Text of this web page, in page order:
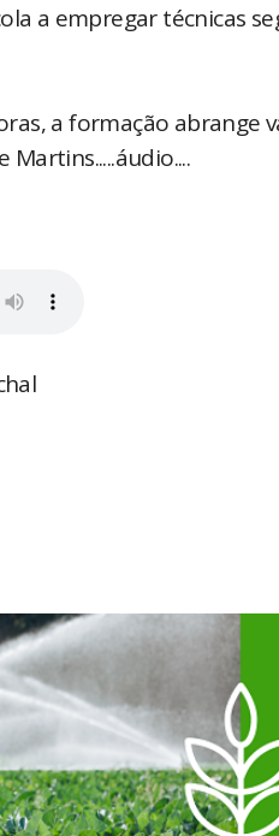
a empregar técnicas
a formação
Martins.....áudio....